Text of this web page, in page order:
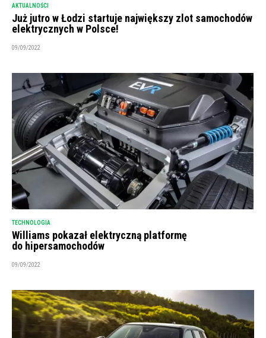
AKTUALNOŚCI
Już jutro w Łodzi startuje największy zlot samochodów
elektrycznych w Polsce!
09/09/2022
TECHNOLOGIA
Williams pokazał elektryczną platformę
do hipersamochodów
09/09/2022